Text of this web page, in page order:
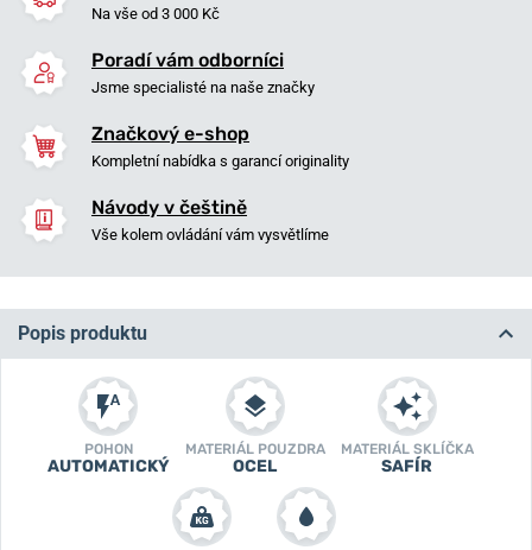
Na vše od 3 000 Kč
Poradí vám odborníci
Jsme specialisté na naše značky
Značkový e-shop
Kompletní nabídka s garancí originality
Návody v češtině
Vše kolem ovládání vám vysvětlíme
Popis produktu
POHON
AUTOMATICKÝ
MATERIÁL POUZDRA
OCEL
MATERIÁL SKLÍČKA
SAFÍR